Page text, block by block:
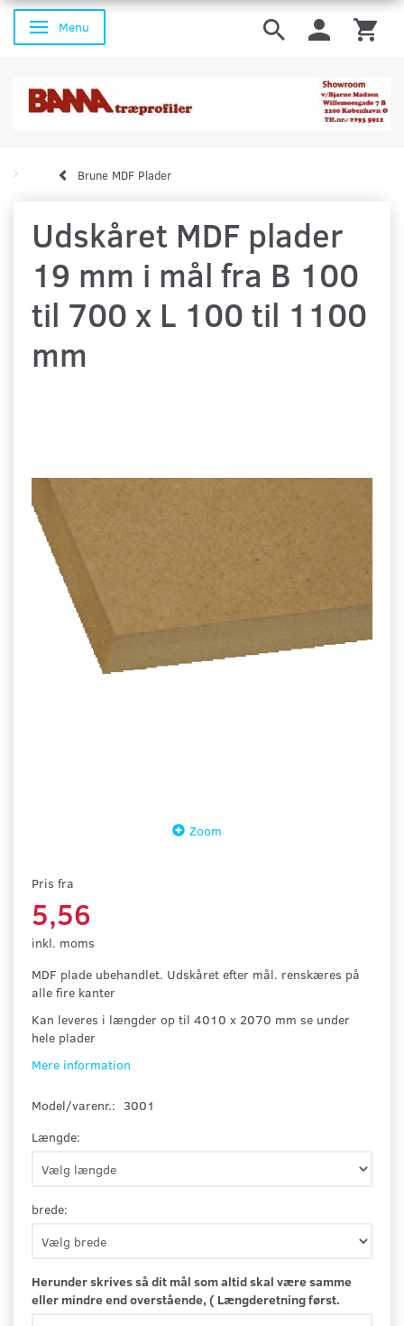
Skifte navigation
Menu
Brune MDF Plader
Udskåret MDF plader
19 mm i mål fra B 100
til 700 x L 100 til 1100
mm
Zoom
Pris fra
5,56
inkl. moms
MDF plade ubehandlet. Udskåret efter mål. renskæres på
alle fire kanter
Kan leveres i længder op til 4010 x 2070 mm se under
hele plader
Mere information
Model/varenr.: 3001
Længde:
brede:
Herunder skrives så dit mål som altid skal være samme
eller mindre end overstående, ( Længderetning først.